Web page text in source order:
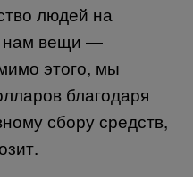
людей на
нам вещи —
этого, мы
благодаря
сбору средств,